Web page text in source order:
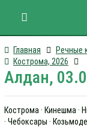
Главная Речные
Кострома, 2026
Алдан,
Кострома · Кинешма ·
· Чебоксары ·